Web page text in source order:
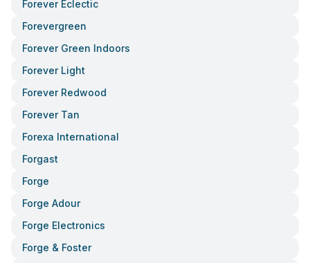
Forever Eclectic
Forevergreen
Forever Green Indoors
Forever Light
Forever Redwood
Forever Tan
Forexa International
Forgast
Forge
Forge Adour
Forge Electronics
Forge & Foster